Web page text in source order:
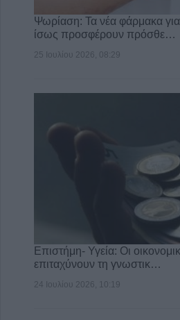
Ψωρίαση: Τα νέα φάρμακα
ίσως προσφέρουν πρόσθε…
25 Ιουλίου 2026, 08:29
Επιστήμη- Υγεία: Οι
επιταχύνουν τη γνωστικ…
24 Ιουλίου 2026, 10:19